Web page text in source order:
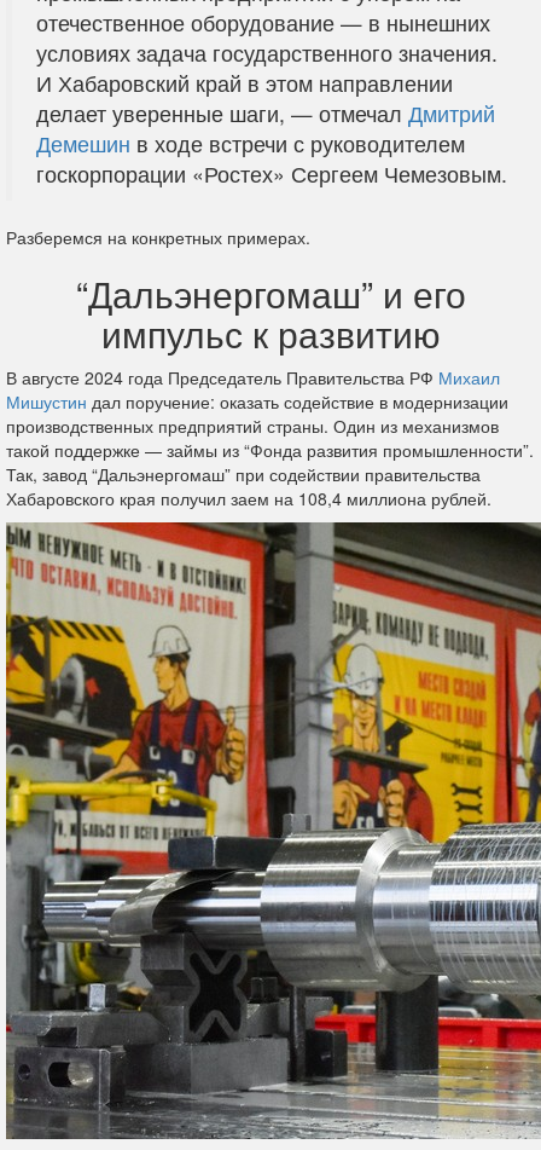
отечественное оборудование — в нынешних
условиях задача государственного значения.
И Хабаровский край в этом направлении
делает уверенные шаги, — отмечал Дмитрий
Демешин в ходе встречи с руководителем
госкорпорации «Ростех» Сергеем Чемезовым.
Разберемся на конкретных примерах.
“Дальэнергомаш” и его
импульс к развитию
В августе 2024 года Председатель Правительства РФ Михаил
Мишустин дал поручение: оказать содействие в модернизации
производственных предприятий страны. Один из механизмов
такой поддержке — займы из “Фонда развития промышленности”.
Так, завод “Дальэнергомаш” при содействии правительства
Хабаровского края получил заем на 108,4 миллиона рублей.